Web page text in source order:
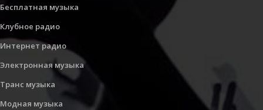
Бесплатная музыка
Клубное радио
Интернет радио
Электронная музыка
Транс музыка
Модная музыка